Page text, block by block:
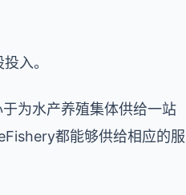
入。
为水产养殖集体供给一站
都能够供给相应的服